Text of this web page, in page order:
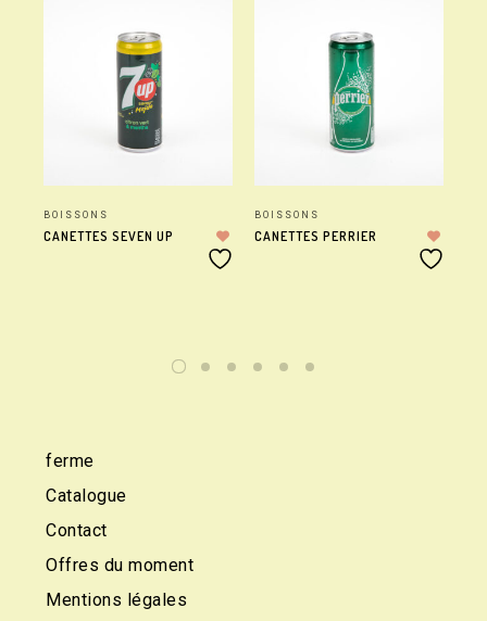
BOISSONS
CANETTES SEVEN UP
BOISSONS
CANETTES PERRIER
ferme
Catalogue
Contact
Offres du moment
Mentions légales